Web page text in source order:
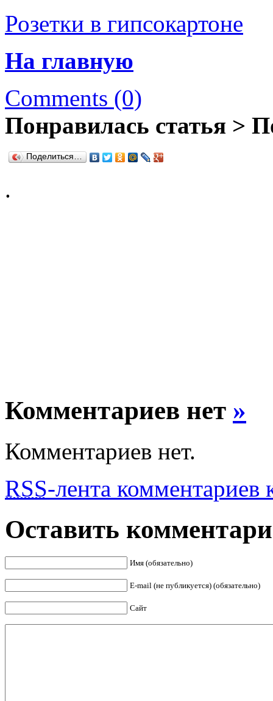
Розетки в гипсокартоне
На главную
Comments (0)
Понравилась статья >
Поделиться…
.
Комментариев нет »
Комментариев нет.
RSS-лента комментариев
Оставить
Имя (обязательно)
E-mail (не публикуется) (обязательно)
Сайт